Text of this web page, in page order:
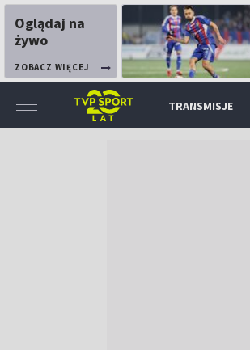
Oglądaj na
żywo
ZOBACZ WIĘCEJ
TRANSMISJE